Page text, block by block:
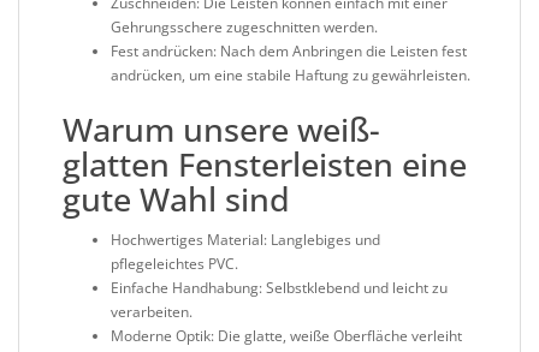
Gehrungsschere zugeschnitten werden.
Fest andrücken: Nach dem Anbringen die Leisten fest
andrücken, um eine stabile Haftung zu gewährleisten.
Warum unsere weiß-
glatten Fensterleisten eine
gute Wahl sind
Hochwertiges Material: Langlebiges und
pflegeleichtes PVC.
Einfache Handhabung: Selbstklebend und leicht zu
verarbeiten.
Moderne Optik: Die glatte, weiße Oberfläche verleiht